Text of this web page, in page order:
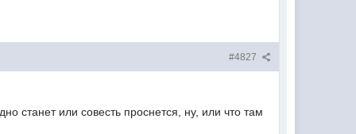
#4827
станет или совесть проснется, ну, или что там